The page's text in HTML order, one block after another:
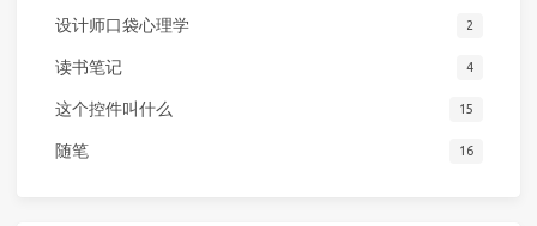
设计师口袋心理学 2
读书笔记 4
这个控件叫什么 15
随笔 16